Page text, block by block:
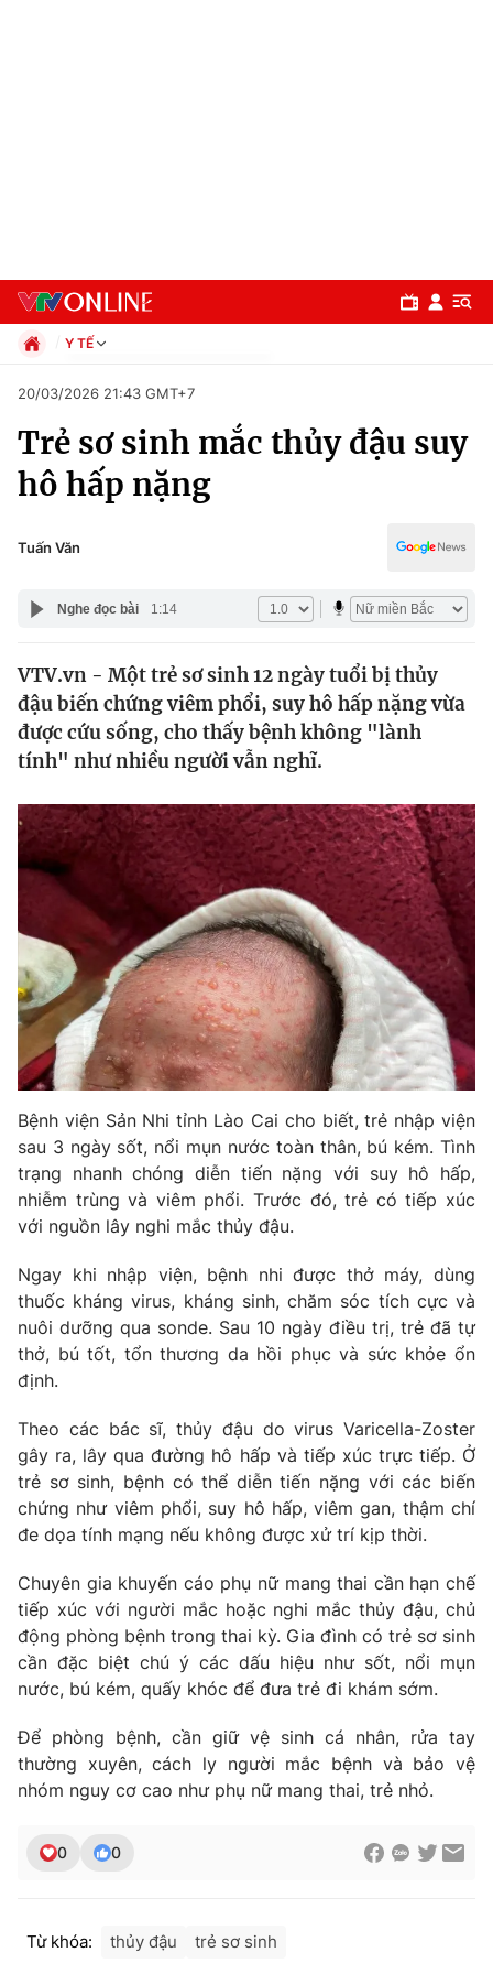
Chuyên mục
Chính trị
Y tế
Thế giới
Tin tức
Thế giới đó đây
Câu chuyện quốc tế
Kinh tế
Tài chính
Thị trường
Góc doanh nghiệp
Dữ liệu và đời sống
Truyền hình
Phim VTV
Hậu trường
Nhân vật
Khán giả
Giải sao mai
Giải trí
Điện ảnh
Sao
Đời sống
Du lịch
Làm đẹp
Chất lượng cuộc sống
Giáo dục
Tuyển sinh
Học trực tuyến
Công nghệ
Sản phẩm
Thị trường
Tư vấn
Giao lưu trực tuyến
Lịch phát sóng
Emagazine Podcast
Photo Infographic
Video Shorts video
VTV Money VTV Thể thao
Thị trường 24h Tấm lòng Việt
Y TẾ
Xã hội
Pháp luật
Kinh tế
Thể thao
Văn hóa - Giải trí
Đời sống
Giáo dục
20/03/2026 21:43 GMT+7
Trẻ sơ sinh mắc thủy đậu suy
hô hấp nặng
Tuấn Văn
Nghe đọc bài 1:14
VTV.vn - Một trẻ sơ sinh 12 ngày tuổi bị thủy
đậu biến chứng viêm phổi, suy hô hấp nặng vừa
được cứu sống, cho thấy bệnh không "lành
tính" như nhiều người vẫn nghĩ.
Bệnh viện Sản Nhi tỉnh Lào Cai cho biết, trẻ nhập viện
sau 3 ngày sốt, nổi mụn nước toàn thân, bú kém. Tình
trạng nhanh chóng diễn tiến nặng với suy hô hấp,
nhiễm trùng và viêm phổi. Trước đó, trẻ có tiếp xúc
với nguồn lây nghi mắc thủy đậu.
Ngay khi nhập viện, bệnh nhi được thở máy, dùng
thuốc kháng virus, kháng sinh, chăm sóc tích cực và
nuôi dưỡng qua sonde. Sau 10 ngày điều trị, trẻ đã tự
thở, bú tốt, tổn thương da hồi phục và sức khỏe ổn
định.
Theo các bác sĩ, thủy đậu do virus Varicella-Zoster
gây ra, lây qua đường hô hấp và tiếp xúc trực tiếp. Ở
trẻ sơ sinh, bệnh có thể diễn tiến nặng với các biến
chứng như viêm phổi, suy hô hấp, viêm gan, thậm chí
đe dọa tính mạng nếu không được xử trí kịp thời.
Chuyên gia khuyến cáo phụ nữ mang thai cần hạn chế
tiếp xúc với người mắc hoặc nghi mắc thủy đậu, chủ
động phòng bệnh trong thai kỳ. Gia đình có trẻ sơ sinh
cần đặc biệt chú ý các dấu hiệu như sốt, nổi mụn
nước, bú kém, quấy khóc để đưa trẻ đi khám sớm.
Để phòng bệnh, cần giữ vệ sinh cá nhân, rửa tay
thường xuyên, cách ly người mắc bệnh và bảo vệ
nhóm nguy cơ cao như phụ nữ mang thai, trẻ nhỏ.
0 0
Từ khóa: thủy đậu trẻ sơ sinh